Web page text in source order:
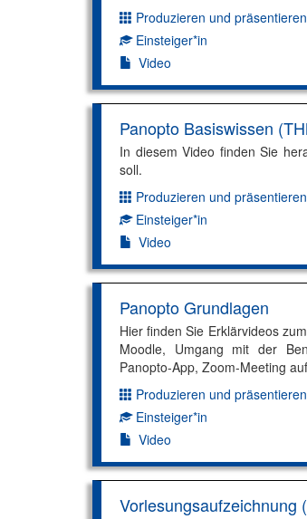
Dimension:
Produzieren und präsentieren
Kompetenzniveau:
Einsteiger*in
Video
Panopto Basiswissen
In diesem Video finden Sie
soll.
Dimension:
Produzieren und präsentieren
Kompetenzniveau:
Einsteiger*in
Video
Panopto Grundlagen
Hier finden Sie Erklärvideos
Moodle, Umgang mit der
Panopto-App, Zoom-Meeting
Dimension:
Produzieren und präsentieren
Kompetenzniveau:
Einsteiger*in
Video
Vorlesungsaufzeichnung